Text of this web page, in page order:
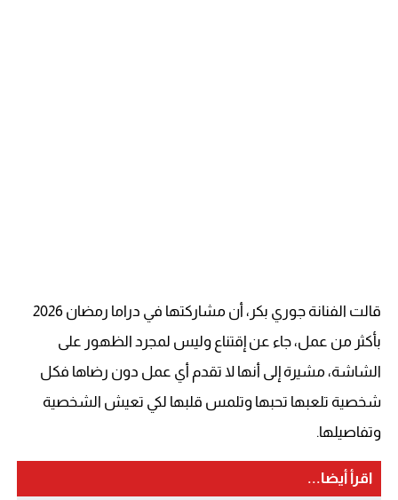
قالت الفنانة جوري بكر، أن مشاركتها في دراما رمضان 2026
بأكثر من عمل، جاء عن إقتناع وليس لمجرد الظهور على
الشاشة، مشيرة إلى أنها لا تقدم أي عمل دون رضاها فكل
شخصية تلعبها تحبها وتلمس قلبها لكي تعيش الشخصية
وتفاصيلها.
اقرأ أيضا...